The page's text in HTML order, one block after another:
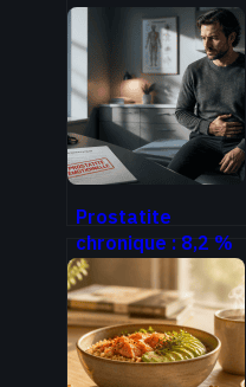
Prostatite
chronique : 8,2 %
des hommes
touchés et 3
leviers pour briser
le cercle vicieux du
stress